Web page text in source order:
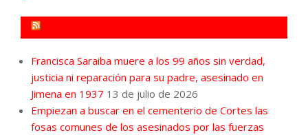
Francisca Saraiba muere a los 99 años sin verdad,
justicia ni reparación para su padre, asesinado en
Jimena en 1937 13 de julio de 2026
Empiezan a buscar en el cementerio de Cortes las
fosas comunes de los asesinados por las fuerzas